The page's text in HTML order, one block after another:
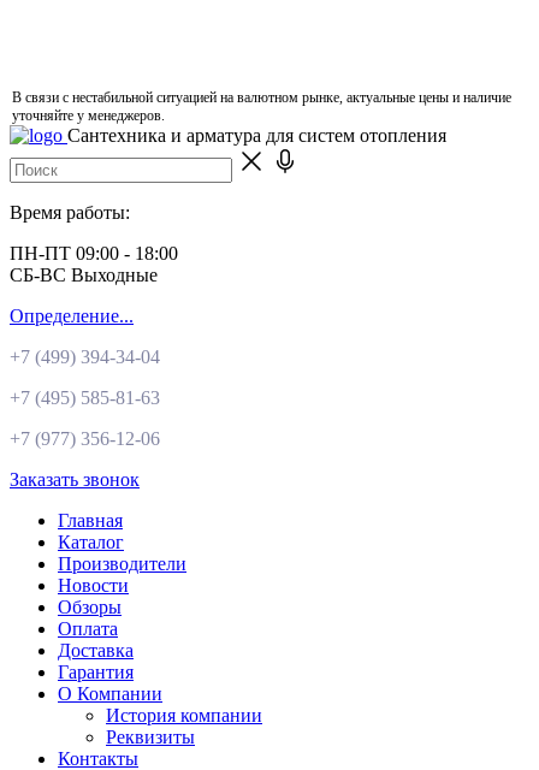
В связи с нестабильной ситуацией на валютном рынке, актуальные цены и наличие
уточняйте у менеджеров.
Сантехника и арматура для систем отопления
Время работы:
ПН-ПТ 09:00 - 18:00
СБ-ВС Выходные
Определение...
+7 (499) 394-34-04
+7 (495) 585-81-63
+7 (977) 356-12-06
Заказать звонок
Главная
Каталог
Производители
Новости
Обзоры
Оплата
Доставка
Гарантия
О Компании
История компании
Реквизиты
Контакты